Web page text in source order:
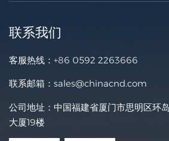
联系我们
客服热线： +86 0592 2263666
联系邮箱： sales@chinacnd.com
公司地址：中国福建省厦门市思明区环
大厦19楼